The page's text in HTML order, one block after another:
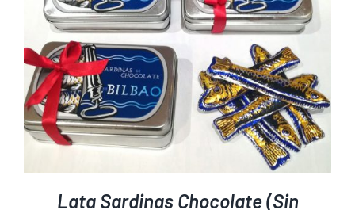
Lata Sardinas Chocolate (Sin